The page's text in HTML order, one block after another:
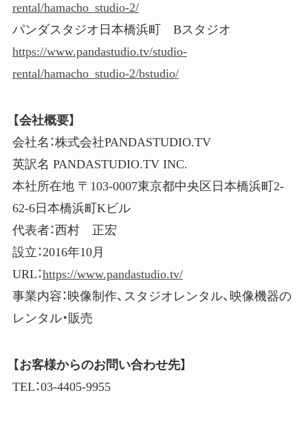
rental/hamacho_studio-2/
パンダスタジオ日本橋浜町 Bスタジオ
https://www.pandastudio.tv/studio-
rental/hamacho_studio-2/bstudio/
【会社概要】
会社名：株式会社PANDASTUDIO.TV
英訳名 PANDASTUDIO.TV INC.
本社所在地 〒103-0007東京都中央区日本橋浜町2-
62-6日本橋浜町Kビル
代表者：西村 正宏
設立：2016年10月
URL：https://www.pandastudio.tv/
事業内容：映像制作、スタジオレンタル、映像機器の
レンタル・販売
【お客様からのお問い合わせ先】
TEL：03-4405-9955